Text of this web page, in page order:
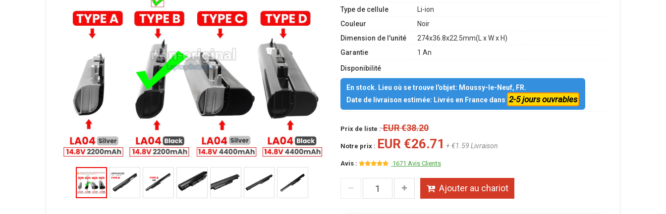
Type de cellule
Li-ion
Couleur
Noir
Dimension de l'unité
274x36.8x22.5mm(L x W x H)
Garantie
1 An
Disponibilité
En stock. Lieu où se trouve l'objet: Moussy-le-Neuf, FR.
Date de livraison estimée: Livrés en France dans 2-5 jours ouvrables
Prix de liste :EUR €38.20
Notre prix : EUR €26.71 + €1.59 Livraison
Avis : 1671 Avis Clients
Ajouter au chariot